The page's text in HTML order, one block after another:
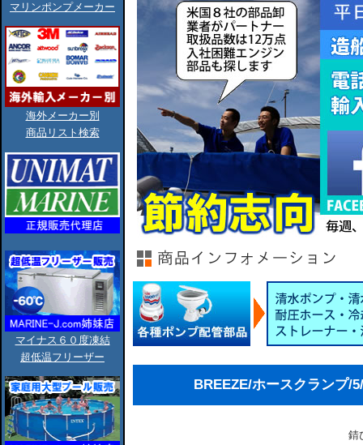
マリンポンプメーカー
海外メーカー別
商品リスト検索
マイナス６０度凍結
超低温フリーザー
BREEZE/ホースクランプ/
錆